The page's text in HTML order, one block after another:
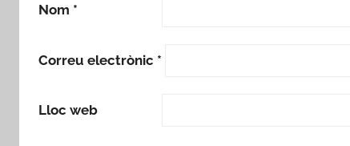
Nom *
Correu electrònic *
Lloc web